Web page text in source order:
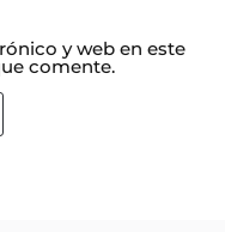
y web en este
comente.